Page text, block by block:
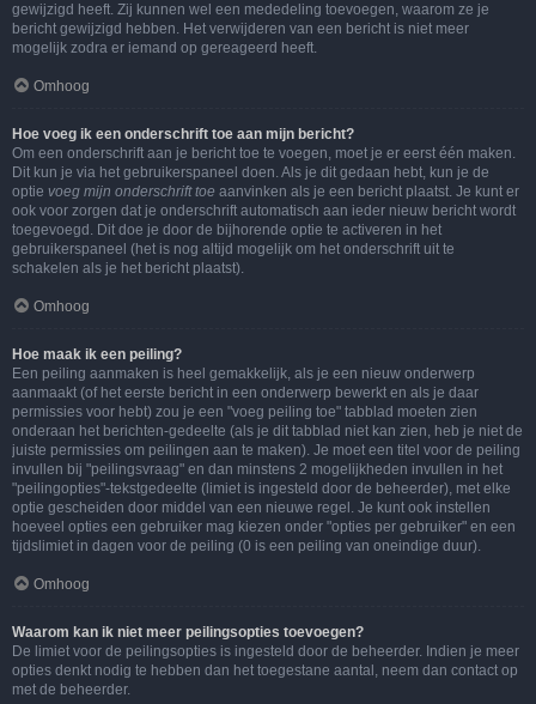
gewijzigd heeft. Zij kunnen wel een mededeling toevoegen, waarom ze je
bericht gewijzigd hebben. Het verwijderen van een bericht is niet meer
mogelijk zodra er iemand op gereageerd heeft.
Omhoog
Hoe voeg ik een onderschrift toe aan mijn bericht?
Om een onderschrift aan je bericht toe te voegen, moet je er eerst één maken.
Dit kun je via het gebruikerspaneel doen. Als je dit gedaan hebt, kun je de
optie voeg mijn onderschrift toe aanvinken als je een bericht plaatst. Je kunt er
ook voor zorgen dat je onderschrift automatisch aan ieder nieuw bericht wordt
toegevoegd. Dit doe je door de bijhorende optie te activeren in het
gebruikerspaneel (het is nog altijd mogelijk om het onderschrift uit te
schakelen als je het bericht plaatst).
Omhoog
Hoe maak ik een peiling?
Een peiling aanmaken is heel gemakkelijk, als je een nieuw onderwerp
aanmaakt (of het eerste bericht in een onderwerp bewerkt en als je daar
permissies voor hebt) zou je een "voeg peiling toe" tabblad moeten zien
onderaan het berichten-gedeelte (als je dit tabblad niet kan zien, heb je niet de
juiste permissies om peilingen aan te maken). Je moet een titel voor de peiling
invullen bij "peilingsvraag" en dan minstens 2 mogelijkheden invullen in het
"peilingopties"-tekstgedeelte (limiet is ingesteld door de beheerder), met elke
optie gescheiden door middel van een nieuwe regel. Je kunt ook instellen
hoeveel opties een gebruiker mag kiezen onder "opties per gebruiker" en een
tijdslimiet in dagen voor de peiling (0 is een peiling van oneindige duur).
Omhoog
Waarom kan ik niet meer peilingsopties toevoegen?
De limiet voor de peilingsopties is ingesteld door de beheerder. Indien je meer
opties denkt nodig te hebben dan het toegestane aantal, neem dan contact op
met de beheerder.